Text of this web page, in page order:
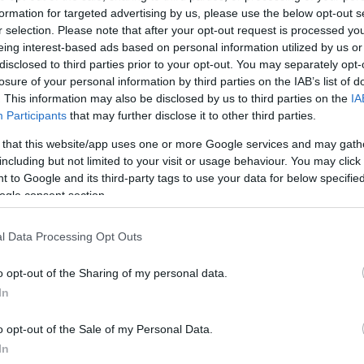
for targeted advertising by us, please use the below opt-out
selection. Please note that after your opt-out request is processed
interest-based ads based on personal information utilized by us
to third parties prior to your opt-out. You may separately
of your personal information by third parties on the IAB’s list of
This information may also be disclosed by us to third parties on the
Participants that may further disclose it to other third parties.
that this website/app uses one or more Google services and may
but not limited to your visit or usage behaviour. You may
to Google and its third-party tags to use your data for below
consent section.
Data Processing Opt Outs
opt-out of the Sharing of my personal data.
opt-out of the Sale of my Personal Data.
με σκυλιά αναζήτησης, ενώ κάτοικοι είχαν
μια γραμμή ασφαλείας.
αριθμό των αγνοουμένων, αλλά γνωρίζουμε
που δεν έχουν επικοινωνήσει ακόμη με τους
οπότε τώρα επικεντρωνόμαστε στην αναζήτησή
του Μπατ Γιαμ, Τζβίκα Μπροτ, σε βίντεο που
ειδήσεων Reuters.